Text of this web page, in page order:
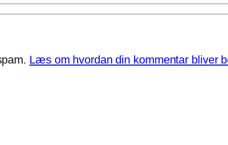
Læs om hvordan din kommentar bliver